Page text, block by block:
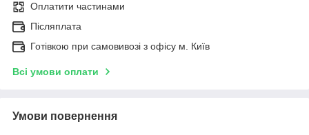
Оплатити частинами
Післяплата
Готівкою при самовивозі з офісу м. Київ
Всі умови оплати
Умови повернення